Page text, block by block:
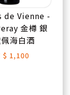
de Vienne -
金樽 銀
海白酒
$ 1,100